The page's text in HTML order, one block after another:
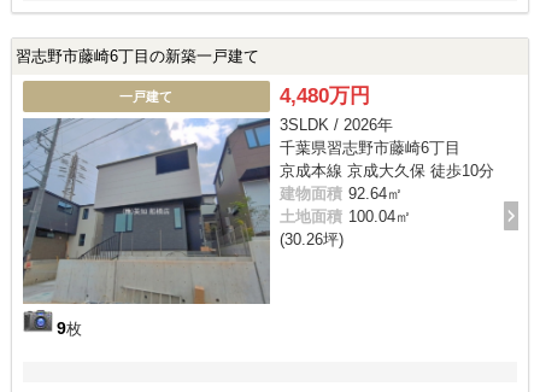
習志野市藤崎6丁目の新築一戸建て
一戸建て
9枚
4,480万円
3SLDK / 2026年
千葉県習志野市藤崎6丁目
京成本線 京成大久保 徒歩10分
建物面積 92.64㎡
土地面積 100.04㎡
(30.26坪)